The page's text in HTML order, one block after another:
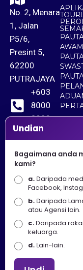
No. 2, Menara
1, Jalan
P5/6,
Presint 5,
62200
PUTRAJAYA
+603
8000
8000
+603
8891
7100
AWAM
Penafian : Kerajaan
Pelancongan Seni
bertanggungjawab
disebabkan oleh
yang diperolehi dari
Undian
Bagaimana anda
kami?
a.Daripada
Facebook,
b.Daripada
atau Agensi lain.
c.Daripada
keluarga.
d.Lain-lain.
Apa Khabar!
Pelancongan, Seni